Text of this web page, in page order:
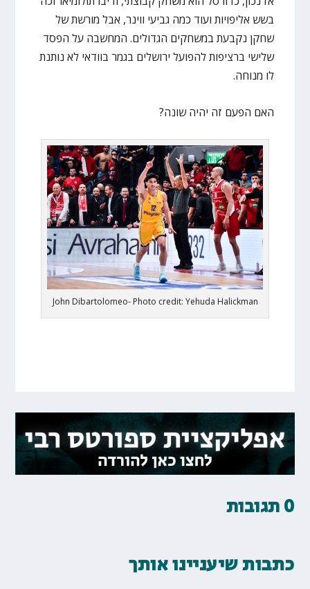
בשש אליפויות ועוד כמה גביעי ווינר, אבל מורשת של
שחקן נקבעת במשחקים הגדולים. המחשבה על הפסד
שלישי ברציפות להפועל ירושלים בגמר בוודאי לא נותנת
לו מנוחה.
האם הפעם זה יהיה שונה?
John Dibartolomeo- Photo credit: Yehuda Halickman
0 תגובות
כתבות שיעניינו אותך